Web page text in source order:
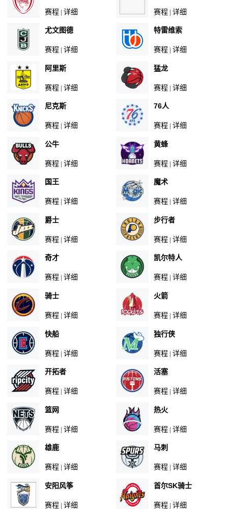
赛程 |详细 赛程 |详细
尤文图德
赛程 |详细
特雷维索
赛程 |详细
阿里斯
赛程 |详细
猛龙
赛程 |详细
尼克斯
赛程 |详细
76人
赛程 |详细
公牛
赛程 |详细
黄蜂
赛程 |详细
国王
赛程 |详细
魔术
赛程 |详细
爵士
赛程 |详细
步行者
赛程 |详细
奇才
赛程 |详细
凯尔特人
赛程 |详细
骑士
赛程 |详细
火箭
赛程 |详细
快船
赛程 |详细
独行侠
赛程 |详细
开拓者
赛程 |详细
活塞
赛程 |详细
篮网
赛程 |详细
热火
赛程 |详细
雄鹿
赛程 |详细
马刺
赛程 |详细
安阳风筝
赛程 |详细
首尔SK骑士
赛程 |详细